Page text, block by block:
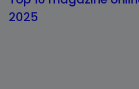
2025